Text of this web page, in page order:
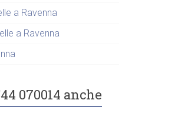
a Ravenna
a Ravenna
070014 anche